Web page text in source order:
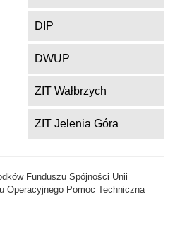
DIP
DWUP
ZIT Wałbrzych
ZIT Jelenia Góra
Funduszu Spójności Unii
Operacyjnego Pomoc Techniczna